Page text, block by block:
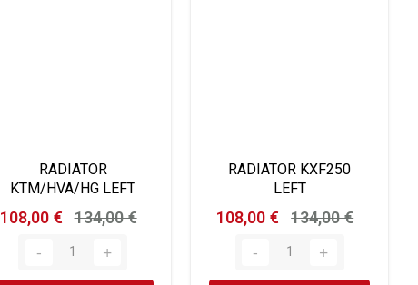
RADIATOR
KTM/HVA/HG LEFT
108,00 € 134,00 €
RADIATOR KXF250
LEFT
108,00 € 134,00 €